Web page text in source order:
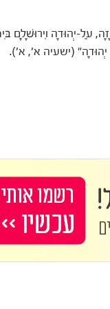
עַל-יְהוּדָה וִירוּשָׁלִָם
יְהוּדָה" (ישעיה א', א').